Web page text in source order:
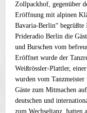
Zollpackhof, gegenüber
Eröffnung mit alpinen
Bavaria-Berlin“
Prideradio Berlin die
und Burschen vom
Eröffnet wurde der
Weißrössler-Plattler,
wurden vom
Gäste zum Mitmachen
deutschen und
zum Wechseltanz, hatten